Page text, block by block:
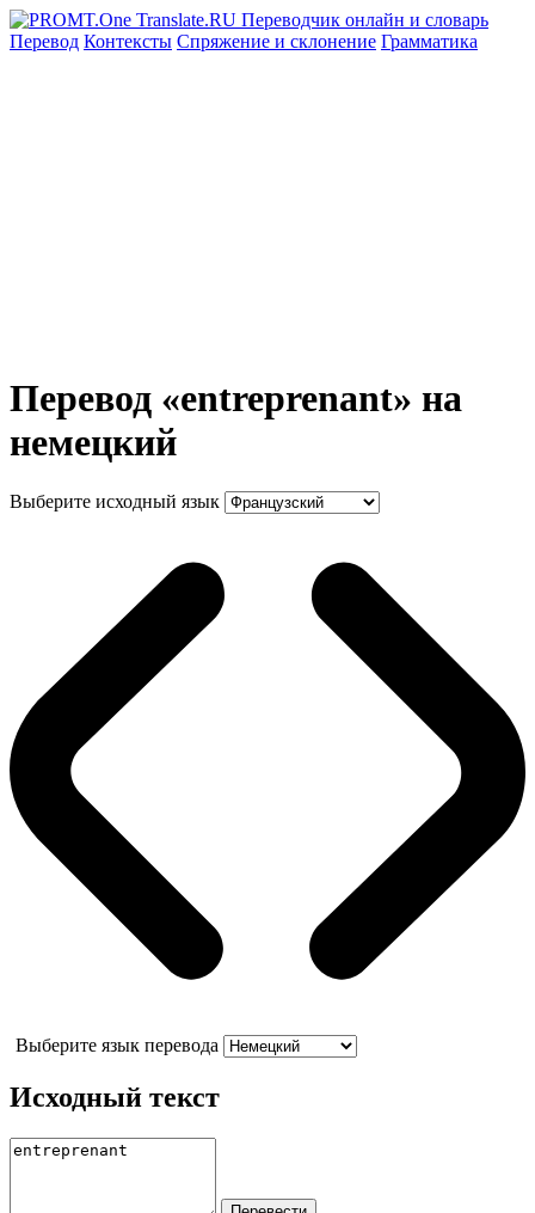
Перевод Контексты Спряжение и склонение Грамматика
Перевод «entreprenant» на
немецкий
Выберите исходный язык
Выберите язык перевода
Исходный текст